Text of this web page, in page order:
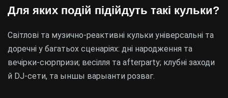
Для яких подій підійдуть такі кульки?
Світлові та музично-реактивні кульки універсальні та
доречні у багатьох сценаріях: дні народження та
вечірки-сюрпризи; весілля та afterparty; клубні заходи
й DJ-сети, та ыншы варыанти розваг.